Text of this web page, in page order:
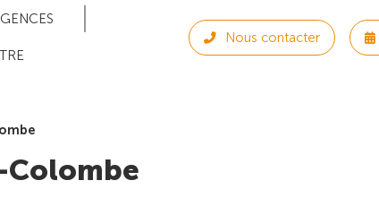
Nous contacter
Colombe